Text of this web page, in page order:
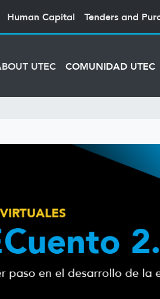
Human Capital Tenders and
UTEC COMUNIDAD UTEC